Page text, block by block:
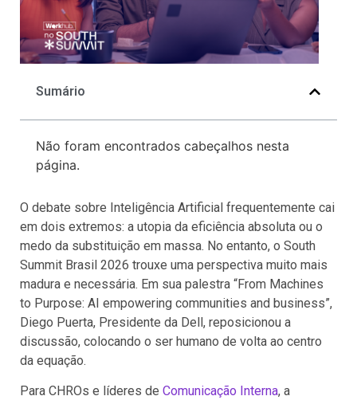
Sumário
Não foram encontrados cabeçalhos nesta
página.
O debate sobre Inteligência Artificial frequentemente cai
em dois extremos: a utopia da eficiência absoluta ou o
medo da substituição em massa. No entanto, o South
Summit Brasil 2026 trouxe uma perspectiva muito mais
madura e necessária. Em sua palestra “From Machines
to Purpose: AI empowering communities and business”,
Diego Puerta, Presidente da Dell, reposicionou a
discussão, colocando o ser humano de volta ao centro
da equação.
Para CHROs e líderes de Comunicação Interna, a